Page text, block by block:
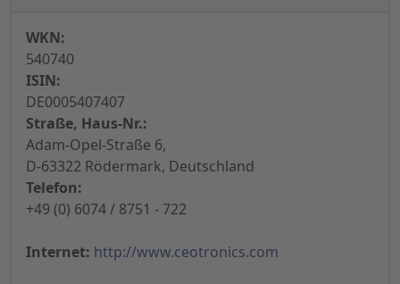
WKN:
540740
ISIN:
DE0005407407
Straße, Haus-Nr.:
Adam-Opel-Straße 6,
D-63322 Rödermark, Deutschland
Telefon:
+49 (0) 6074 / 8751 - 722
Internet: http://www.ceotronics.com